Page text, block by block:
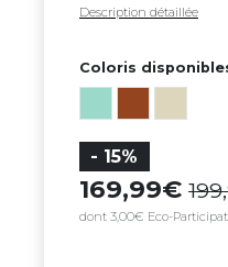
Description détaillée
Coloris
- 15%
169,99
dont 3,00€ Eco-